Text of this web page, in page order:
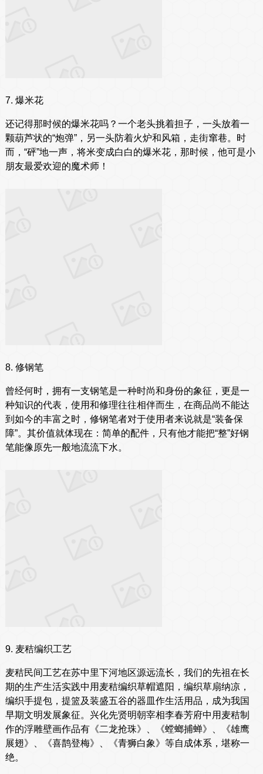
7. 爆米花
还记得那时候的爆米花吗？一个老头挑着担子，一头放着一
颗葫芦状的“炮弹”，另一头防着火炉和风箱，走街窜巷。时
而，“砰”地一声，将米变成白白的爆米花，那时候，他可是小
朋友最爱欢迎的魔术师！
8. 修钢笔
曾经何时，拥有一支钢笔是一种时尚和身份的象征，更是一
种知识的代表，使用和修理往往相伴而生，在商品尚不能达
到如今的丰富之时，修钢笔者对于使用者来说就是“装备保
障”。其价值就体现在：简单的配件，只有他才能把“整”好钢
笔能像原先一般地流流下水。
9. 麦秸编织工艺
麦秸民间工艺在苏中里下河地区源远流长，我们的先祖在长
期的生产生活实践中用麦秸编织草帽遮阳，编织草扇纳凉，
编织手提包，提篮及装盛五谷的器皿作生活用品，成为我国
早期文明发展象征。兴化先贤明朝宰相李春芳府中用麦秸制
作的浮雕壁画作品有《二龙抢珠》、《螳螂捕蝉》、《雄鹰
展翅》、《喜鹊登梅》、《青狮白象》等自成体系，堪称一
绝。